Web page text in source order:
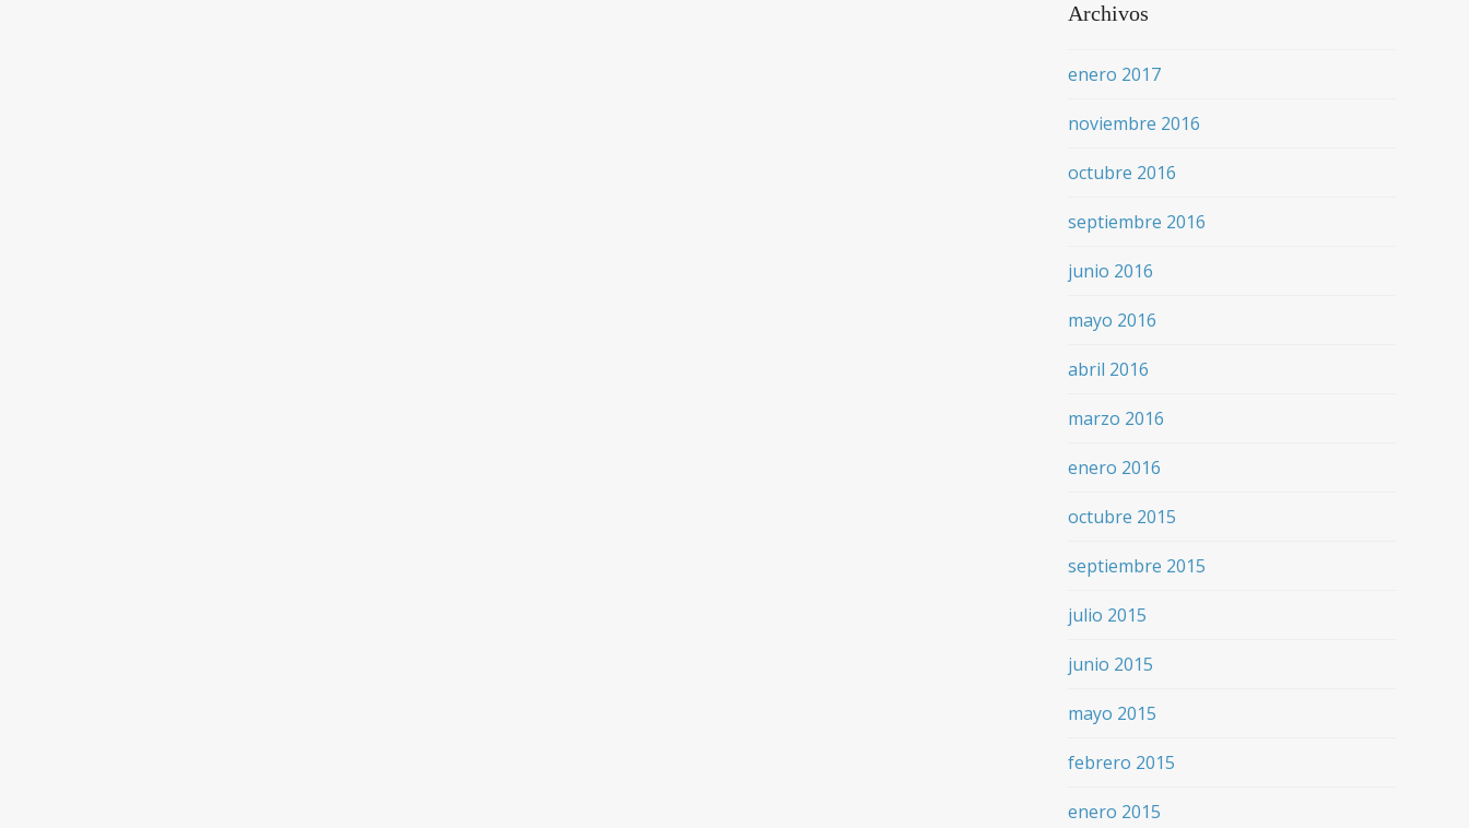
Archivos
enero 2017
noviembre 2016
octubre 2016
septiembre 2016
junio 2016
mayo 2016
abril 2016
marzo 2016
enero 2016
octubre 2015
septiembre 2015
julio 2015
junio 2015
mayo 2015
febrero 2015
enero 2015